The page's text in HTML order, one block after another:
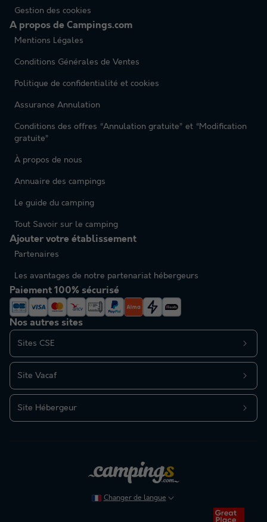
Nos autres sites
Sites CSE
Site Vacaf
Site Hébergeur
Gestion des cookies
A propos de Campings.com
Mentions Légales
Conditions Générales de Ventes
Politique de confidentialité et cookies
Assurance Annulation
Conditions des offres “Annulation gratuite” et “Modification
gratuite”
À propos de nous
Annuaire des campings
Le guide du camping
Tout Savoir sur le camping
Ajouter votre établissement
Partenaires
Les avantages de notre partenariat hébergeurs
Paiement 100% sécurisé
Changer de langue